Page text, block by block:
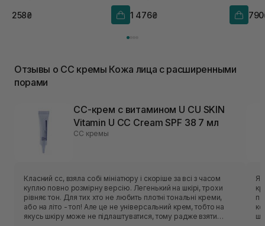
258₴ 1 476₴
Отзывы о CC кремы Кожа лица с расширенными
порами
СС-крем с витамином U CU SKIN
Vitamin U CC Cream SPF 38 7 мл
CC кремы
Класний cc, взяла собі мініатюру і скоріше за всі з часом
куплю повно розмірну версію. Легенький на шкірі, трохи
рівняє тон. Для тих хто не любить плотні тональні креми,
або на літо - топ! Але це не універсальний крем, тобто на
якусь шкіру може не підлаштуватися, тому радже взяти
Я